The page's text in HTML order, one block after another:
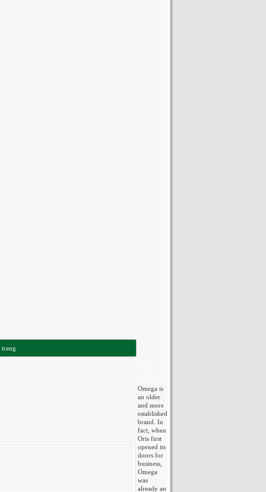
trang
Omega is
an older
and more
established
brand. In
fact, when
Oris first
opened its
doors for
business,
Omega
was
already an